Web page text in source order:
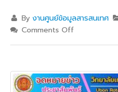
Byงานศูนย์ข้อมูลสารสนเทศ
Comments Off